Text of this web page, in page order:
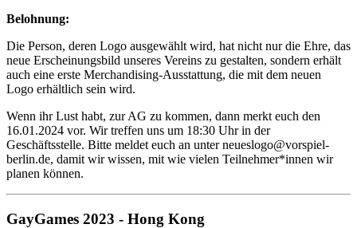
Belohnung:
Die Person, deren Logo ausgewählt wird, hat nicht nur die Ehre, das
neue Erscheinungsbild unseres Vereins zu gestalten, sondern erhält
auch eine erste Merchandising-Ausstattung, die mit dem neuen
Logo erhältlich sein wird.
Wenn ihr Lust habt, zur AG zu kommen, dann merkt euch den
16.01.2024 vor. Wir treffen uns um 18:30 Uhr in der
Geschäftsstelle. Bitte meldet euch an unter neueslogo@vorspiel-
berlin.de, damit wir wissen, mit wie vielen Teilnehmer*innen wir
planen können.
GayGames 2023 - Hong Kong